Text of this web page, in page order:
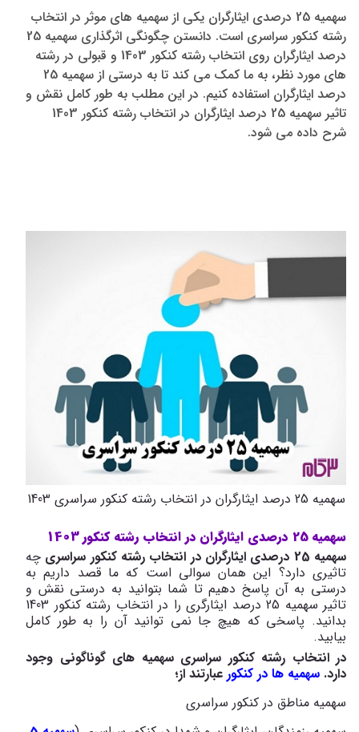
سهمیه 25 درصدی ایثارگران یکی از سهمیه های موثر در انتخاب
رشته کنکور سراسری است. دانستن چگونگی اثرگذاری سهمیه 25
درصد ایثارگران روی انتخاب رشته کنکور 1403 و قبولی در رشته
های مورد نظر، به ما کمک می کند تا به درستی از سهمیه 25
درصد ایثارگران استفاده کنیم. در این مطلب به طور کامل نقش و
تاثیر سهمیه 25 درصد ایثارگران در انتخاب رشته کنکور 1403
شرح داده می شود.
سهمیه 25 درصد ایثارگران در انتخاب رشته کنکور سراسری 1403
سهمیه 25 درصدی ایثارگران در انتخاب رشته کنکور 1403
سهمیه 25 درصدی ایثارگران در انتخاب رشته کنکور سراسری
چه
تاثیری دارد؟ این همان سوالی است که ما قصد داریم به
درستی به آن پاسخ دهیم تا شما بتوانید به درستی نقش و
تاثیر سهمیه 25 درصد ایثارگری را در انتخاب رشته کنکور 1403
بدانید. پاسخی که هیچ جا نمی توانید آن را به طور کامل
بیابید.
در انتخاب رشته کنکور سراسری سهمیه های گوناگونی وجود
دارد. سهمیه ها در کنکور عبارتند از؛
سهمیه مناطق در کنکور سراسری